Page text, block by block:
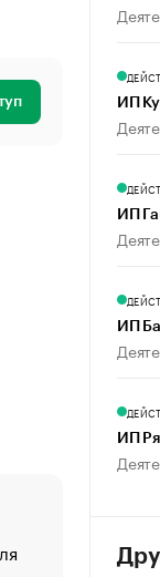
«От спорта
ИП
ИП
ИП
ИП